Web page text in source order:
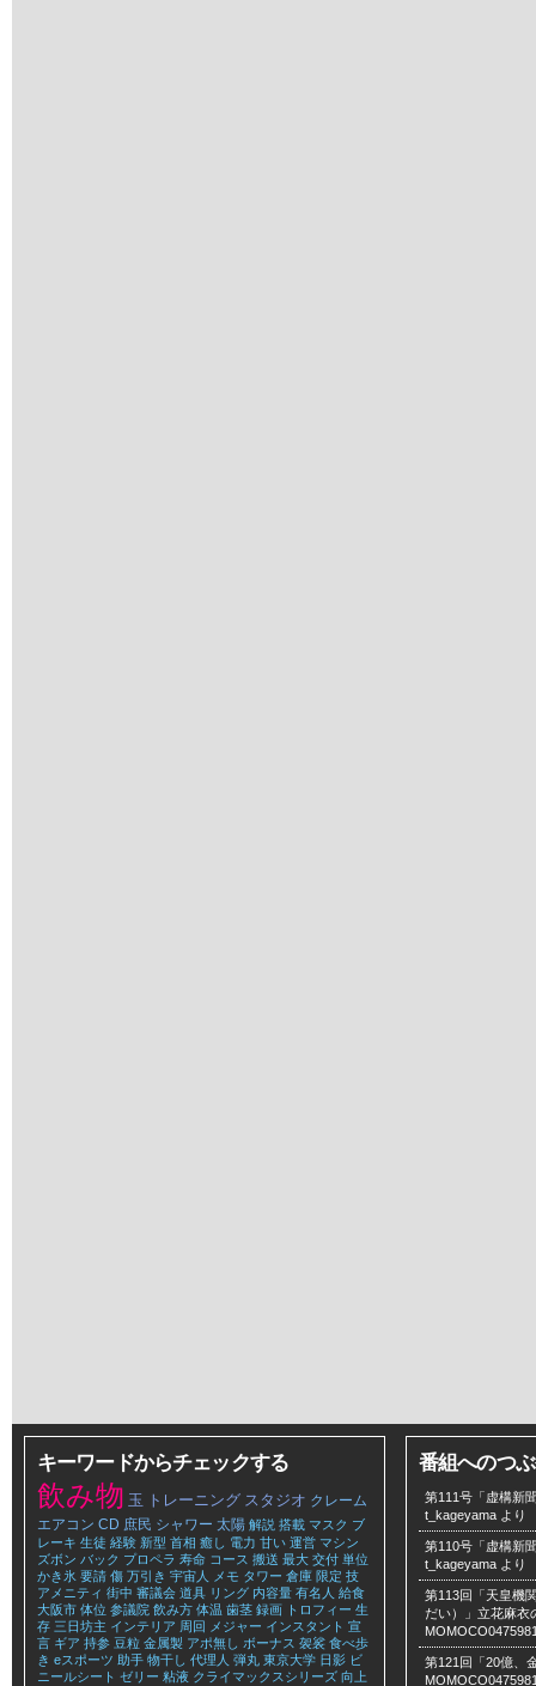
キーワードからチェックする
飲み物 玉 トレーニング スタジオ クレーム
エアコン CD 庶民 シャワー 太陽 解説 搭載 マスク ブ
レーキ 生徒 経験 新型 首相 癒し 電力 甘い 運営 マシン
ズボン バック プロペラ 寿命 コース 搬送 最大 交付 単位
かき氷 要請 傷 万引き 宇宙人 メモ タワー 倉庫 限定 技
アメニティ 街中 審議会 道具 リング 内容量 有名人 給食
大阪市 体位 参議院 飲み方 体温 歯茎 録画 トロフィー 生
存 三日坊主 インテリア 周回 メジャー インスタント 宣
言 ギア 持参 豆粒 金属製 アポ無し ボーナス 袈裟 食べ歩
き eスポーツ 助手 物干し 代理人 弾丸 東京大学 日影 ビ
ニールシート ゼリー 粘液 クライマックスシリーズ 向上
番組へのつ
第111号「虚構新
t_kageyama より
第110号「虚構新
t_kageyama より
第113回「天皇機
だい）」立花麻衣
第121回「20億、